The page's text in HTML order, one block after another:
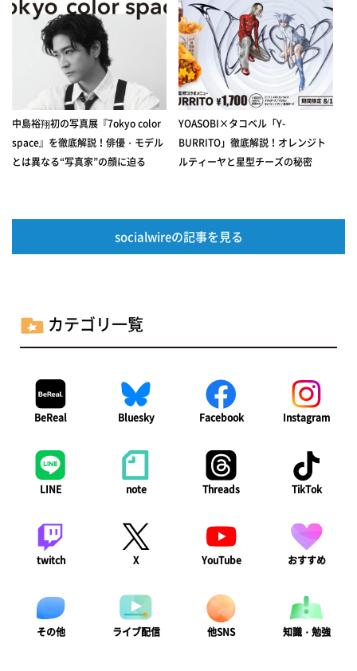
中島裕翔初の写真展『7okyo color
space』を徹底解説！俳優・モデル
とは異なる“写真家”の顔に迫る
YOASOBI×タコベル「Y-
BURRITO」徹底解説！オレンジト
ルティーヤと星型チーズの秘密
socialwireの記事を見る
カテゴリ一覧
BeReal Bluesky Facebook Instagram
LINE note Threads TikTok
twitch X YouTube おすすめ
その他 ライブ配信 他SNS 知識・勉強